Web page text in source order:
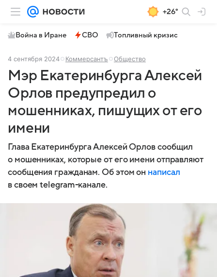
+26°
Война в Иране СВО Топливный кризис
4 сентября 2024 Коммерсантъ Общество
Мэр Екатеринбурга Алексей
Орлов предупредил о
мошенниках, пишущих от его
имени
Глава Екатеринбурга Алексей Орлов сообщил
о мошенниках, которые от его имени отправляют
сообщения гражданам. Об этом он написал
в своем telegram-канале.